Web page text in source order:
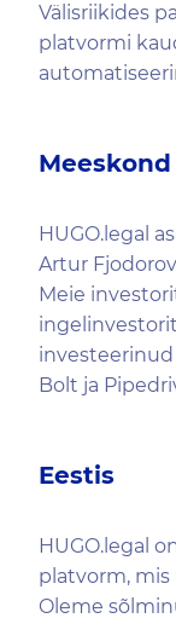
Välisriikides
platvormi
Meeskond
HUGO.legal
Artur
Meie
Bolt ja
Eestis
HUGO.legal
platvorm,
Oleme